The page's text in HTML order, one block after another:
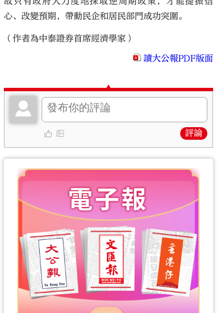
心、改變預期，帶動民企和居民部門成功突圍。
（作者為中泰證券首席經濟學家）
讀大公報PDF版面
評論